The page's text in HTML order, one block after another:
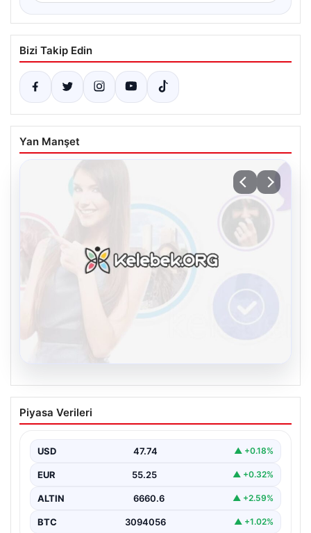
Bizi Takip Edin
Yan Manşet
Kelebek sohbet platformu İle Dijital
İletişimin Güvenli Adresi Ve Chat
İnternet çağında bireylerin seviyeli bir biçimde iletişim
birçok…
Piyasa Verileri
USD 47.74 ▲ +0.18%
EUR 55.25 ▲ +0.32%
ALTIN 6660.6 ▲ +2.59%
BTC 3094056 ▲ +1.02%